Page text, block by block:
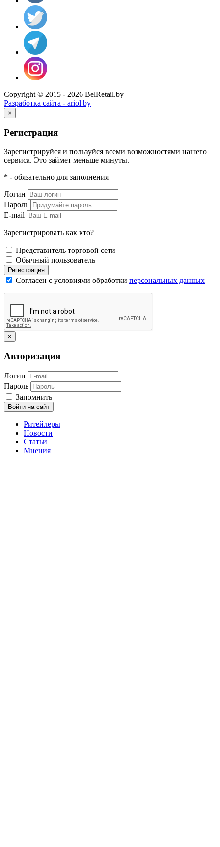
Copyright © 2015 - 2026 BelRetail.by
Разработка сайта - ariol.by
×
Регистрация
Зарегистрируйся и пользуйся всеми возможностями нашего
сервиса. Это займет меньше минуты.
* - обязательно для заполнения
Логин
Пароль
E-mail
Зарегистрировать как кто?
Представитель торговой сети
Обычный пользователь
Регистрация
Согласен с условиями обработки персональных данных
×
Авторизация
Логин
Пароль
Запомнить
Войти на сайт
Ритейлеры
Новости
Статьи
Мнения